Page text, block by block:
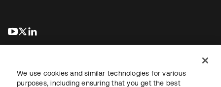
se abre en una pestaña nueva
se abre en una pestaña nueva
We use cookies and similar technologies for various
purposes, including ensuring that you get the best